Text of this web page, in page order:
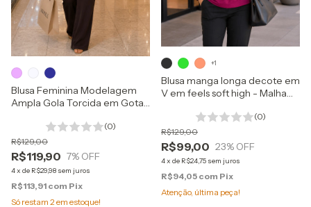
Blusa Feminina Modelagem
Ampla Gola Torcida em Gotas
(0)
R$119,90
R$129,00
7% OFF
4x de R$29,98 sem juros
R$113,91 com Pix
Só restam 2em estoque!
Blusa manga longa decote em
V em feels soft high - Malha
(0)
R$99,00
R$129,00
23% OFF
4x de R$24,75 sem juros
R$94,05 com Pix
Atenção, última peça!
+1